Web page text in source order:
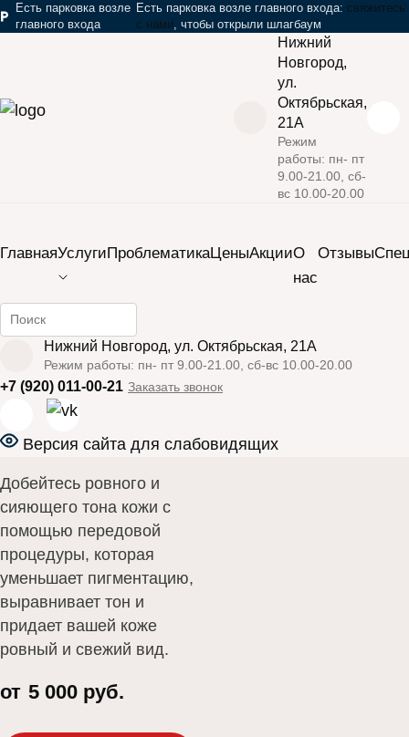
Есть парковка возле
главного входа
Есть парковка возле главного входа: свяжитесь
с нами, чтобы открыли шлагбаум
Нижний
Новгород,
ул.
Октябрьская,
21А
Режим
работы: пн- пт
9.00-21.00, сб-
вс 10.00-20.00
ГлавнаяУслугиПроблематикаЦеныАкцииО
нас
Отзывы
Нижний Новгород, ул. Октябрьская, 21А
Режим работы: пн- пт 9.00-21.00, сб-вс 10.00-20.00
+7 (920) 011-00-21 Заказать звонок
Версия сайта для слабовидящих
Инъекционная косметология›
Мезотерапия отбеливающая
Мезотерапия
от
пигментации
Добейтесь ровного и
сияющего тона кожи с
помощью передовой
процедуры, которая
уменьшает пигментацию,
выравнивает тон и
придает вашей коже
ровный и свежий вид.
от 5 000 руб.